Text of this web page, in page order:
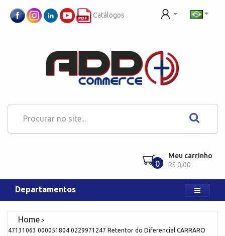
Catálogos
0
Meu carrinho
R$ 0,00
Departamentos
47131063 000051804 0229971247 Retentor do Diferencial CARRARO